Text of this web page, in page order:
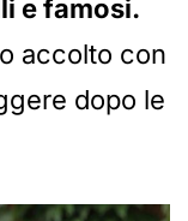
e famosi.
accolto con
dopo le